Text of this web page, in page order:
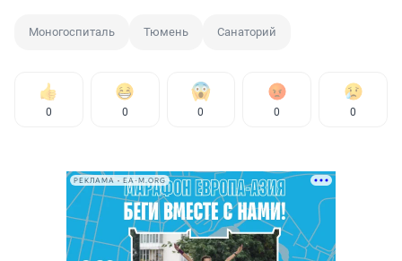
Моногоспиталь Тюмень Санаторий
0 0 0 0 0
РЕКЛАМА • EA-M.ORG